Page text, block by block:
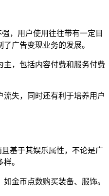
，用户使用往往带有一定目
广告变现业务的发展。
主，包括内容付费和服务付费
失，同时还有利于培养用户
基于其娱乐属性，不论是广
。
金币点数购买装备、服饰。